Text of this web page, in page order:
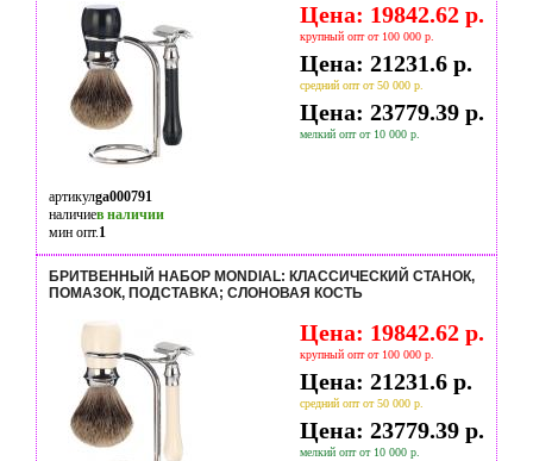
Цена: 19842.62 р.
крупный опт от 100 000 р.
Цена: 21231.6 р.
средний опт от 50 000 р.
Цена: 23779.39 р.
мелкий опт от 10 000 р.
артикулga000791
наличиев наличии
мин опт.1
БРИТВЕННЫЙ НАБОР MONDIAL: КЛАССИЧЕСКИЙ СТАНОК,
ПОМАЗОК, ПОДСТАВКА; СЛОНОВАЯ КОСТЬ
Цена: 19842.62 р.
крупный опт от 100 000 р.
Цена: 21231.6 р.
средний опт от 50 000 р.
Цена: 23779.39 р.
мелкий опт от 10 000 р.